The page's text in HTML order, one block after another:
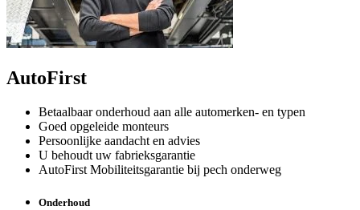
AutoFirst
Betaalbaar onderhoud aan alle automerken- en typen
Goed opgeleide monteurs
Persoonlijke aandacht en advies
U behoudt uw fabrieksgarantie
AutoFirst Mobiliteitsgarantie bij pech onderweg
Onderhoud